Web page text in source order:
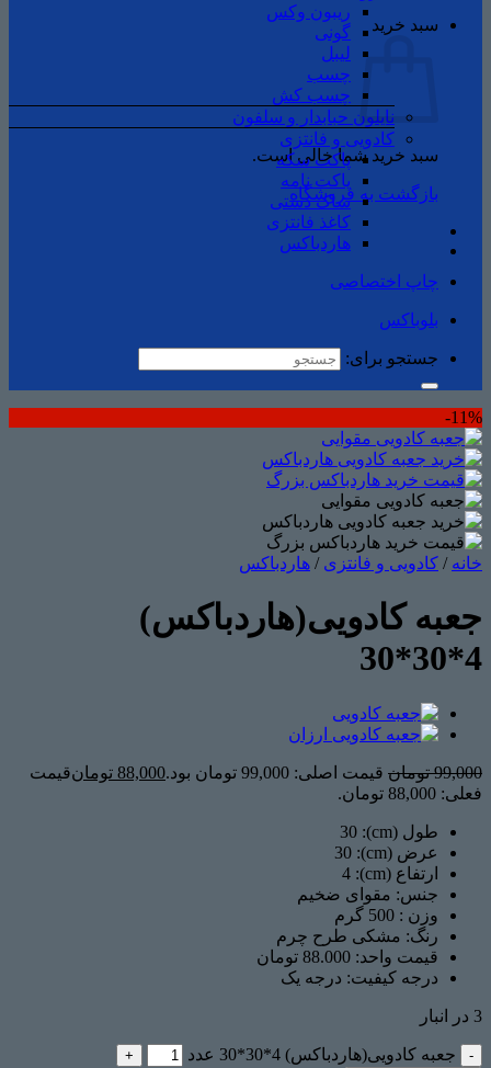
سبد خرید
سبد خرید شما خالی است.
بازگشت به فروشگاه
ریبون وکس
گونی
لیبل
چسب
چسب ‌کش
نایلون حبابدار و سلفون
کادویی و فانتزی
پاکت سکه
پاکت نامه
ساک دستی
کاغذ فانتزی
هاردباکس
چاپ اختصاصی
بلوباکس
جستجو برای:
11%-
خانه / کادویی و فانتزی / هاردباکس
جعبه کادویی(هاردباکس)
4*30*30
99,000 تومان قیمت اصلی: 99,000 تومان بود. 88,000 تومانقیمت
فعلی: 88,000 تومان.
طول (cm): 30
عرض (cm): 30
ارتفاع (cm): 4
جنس: مقوای ضخیم
وزن : 500
گرم
رنگ: مشکی طرح چرم
قیمت واحد: 88.000 تومان
درجه کیفیت: درجه یک
3 در انبار
جعبه کادویی(هاردباکس) 4*30*30 عدد